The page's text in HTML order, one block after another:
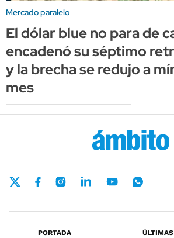
Mercado paralelo
El dólar blue no para de
encadenó su séptimo
y la brecha se redujo a
mes
PORTADA